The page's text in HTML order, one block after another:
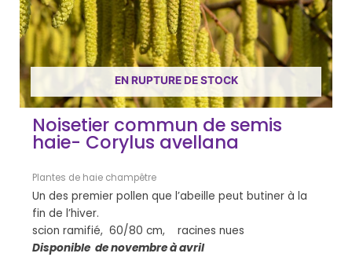
EN RUPTURE DE STOCK
Noisetier commun de semis
haie- Corylus avellana
Plantes de haie champêtre
Un des premier pollen que l’abeille peut butiner à la
fin de l’hiver.
scion ramifié, 60/80 cm, racines nues
Disponible de novembre à avril